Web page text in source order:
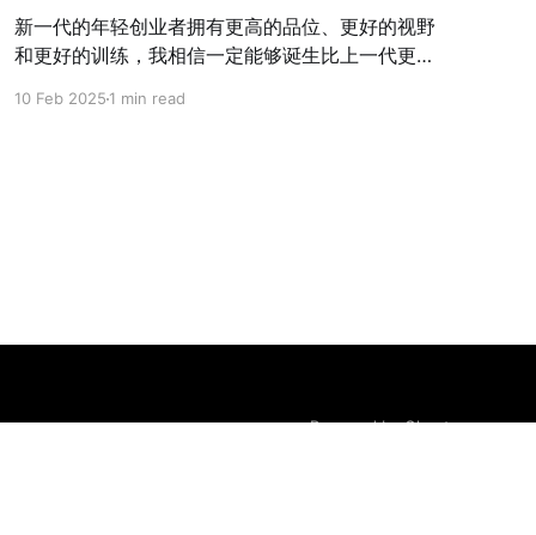
新一代的年轻创业者拥有更高的品位、更好的视野
和更好的训练，我相信一定能够诞生比上一代更加
10 Feb 20251 min read
Powered by Ghost